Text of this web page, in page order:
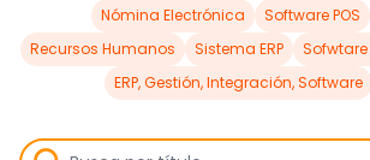
Nómina Electrónica
Software POS
Recursos Humanos
Sistema ERP Sofwtare
ERP, Gestión, Integración, Software